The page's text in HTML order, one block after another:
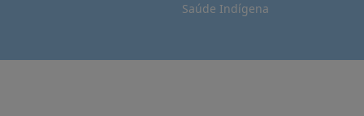
Saúde Indígena